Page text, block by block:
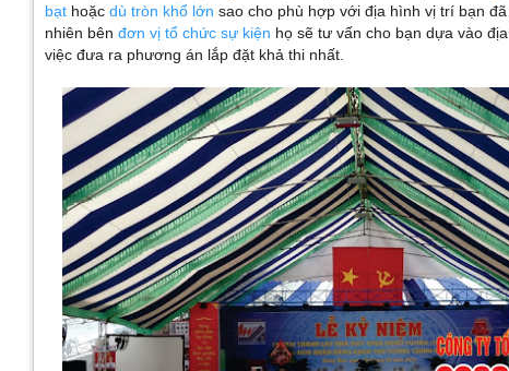
bạt hoặc dù tròn khổ lớn sao cho phù hợp với địa hình vị trí bạn đã
nhiên bên đơn vị tổ chức sự kiện họ sẽ tư vấn cho bạn dựa vào
việc đưa ra phương án lắp đặt khả thi nhất.